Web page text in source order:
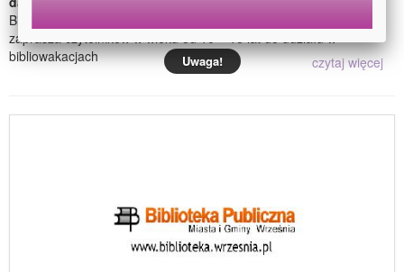
Biblioteka Publiczna Miasta i Gminy we Wrześni Oddział Dziecięcy
zaprasza czytelników w wieku od 10 – 16 lat do udziału w
bibliowakacjach
czytaj więcej
Uwaga!